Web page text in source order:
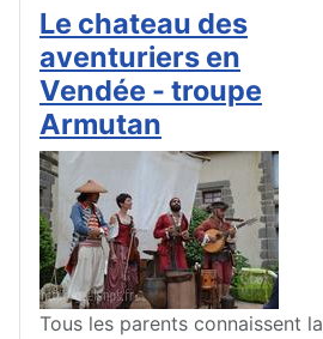
Le chateau des
aventuriers en
Vendée - troupe
Armutan
Tous les parents connaissent la